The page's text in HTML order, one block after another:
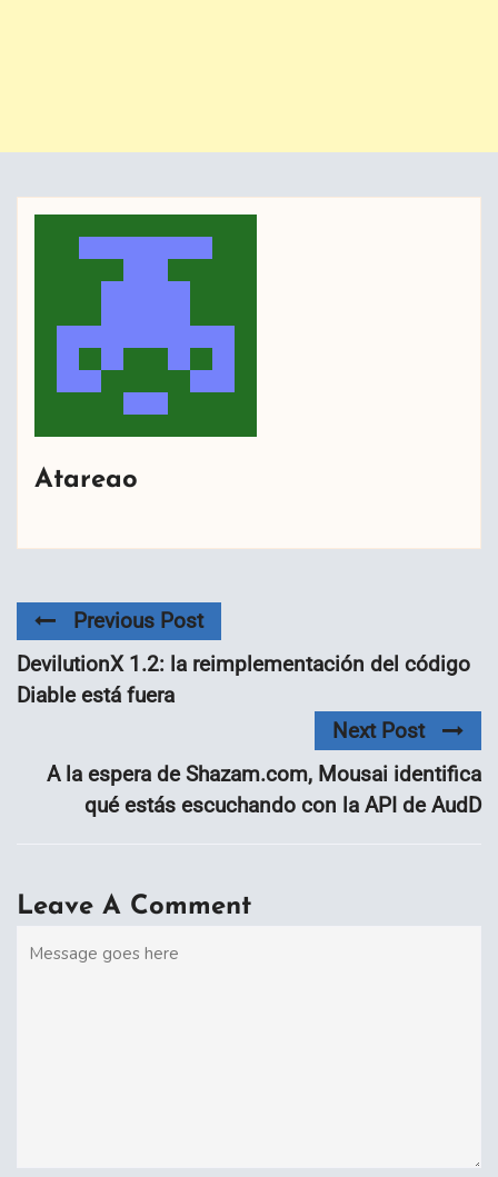
Atareao
Previous Post
DevilutionX 1.2: la reimplementación del código
Diable está fuera
Next Post
A la espera de Shazam.com, Mousai identifica
qué estás escuchando con la API de AudD
Leave A Comment